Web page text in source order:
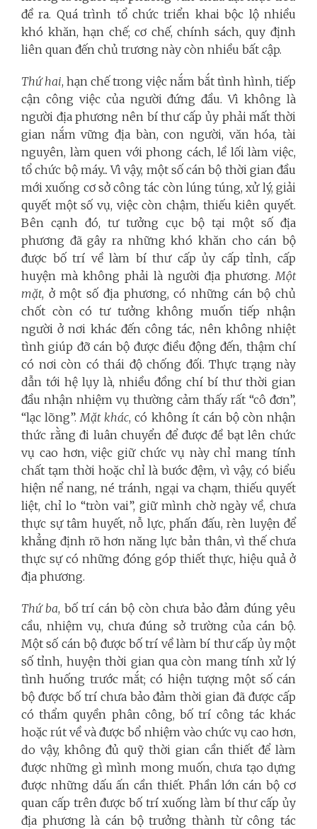
đề ra. Quá trình tổ chức triển khai bộc lộ nhiều
khó khăn, hạn chế; cơ chế, chính sách, quy định
liên quan đến chủ trương này còn nhiều bất cập.
Thứ hai, hạn chế trong việc nắm bắt tình hình, tiếp
cận công việc của người đứng đầu. Vì không là
người địa phương nên bí thư cấp ủy phải mất thời
gian nắm vững địa bàn, con người, văn hóa, tài
nguyên, làm quen với phong cách, lề lối làm việc,
tổ chức bộ máy... Vì vậy, một số cán bộ thời gian đầu
mới xuống cơ sở công tác còn lúng túng, xử lý, giải
quyết một số vụ, việc còn chậm, thiếu kiên quyết.
Bên cạnh đó, tư tưởng cục bộ tại một số địa
phương đã gây ra những khó khăn cho cán bộ
được bố trí về làm bí thư cấp ủy cấp tỉnh, cấp
huyện mà không phải là người địa phương.Một
mặt, ở một số địa phương, có những cán bộ chủ
chốt còn có tư tưởng không muốn tiếp nhận
người ở nơi khác đến công tác, nên không nhiệt
tình giúp đỡ cán bộ được điều động đến, thậm chí
có nơi còn có thái độ chống đối. Thực trạng này
dẫn tới hệ lụy là, nhiều đồng chí bí thư thời gian
đầu nhận nhiệm vụ thường cảm thấy rất “cô đơn”,
“lạc lõng”.Mặt khác, có không ít cán bộ còn nhận
thức rằng đi luân chuyển để được đề bạt lên chức
vụ cao hơn, việc giữ chức vụ này chỉ mang tính
chất tạm thời hoặc chỉ là bước đệm, vì vậy, có biểu
hiện nể nang, né tránh, ngại va chạm, thiếu quyết
liệt, chỉ lo “tròn vai”, giữ mình chờ ngày về, chưa
thực sự tâm huyết, nỗ lực, phấn đấu, rèn luyện để
khẳng định rõ hơn năng lực bản thân, vì thế chưa
thực sự có những đóng góp thiết thực, hiệu quả ở
địa phương.
Thứ ba, bố trí cán bộ còn chưa bảo đảm đúng yêu
cầu, nhiệm vụ, chưa đúng sở trường của cán bộ.
Một số cán bộ được bố trí về làm bí thư cấp ủy một
số tỉnh, huyện thời gian qua còn mang tính xử lý
tình huống trước mắt; có hiện tượng một số cán
bộ được bố trí chưa bảo đảm thời gian đã được cấp
có thẩm quyền phân công, bố trí công tác khác
hoặc rút về và được bổ nhiệm vào chức vụ cao hơn,
do vậy, không đủ quỹ thời gian cần thiết để làm
được những gì mình mong muốn, chưa tạo dựng
được những dấu ấn cần thiết. Phần lớn cán bộ cơ
quan cấp trên được bố trí xuống làm bí thư cấp ủy
địa phương là cán bộ trưởng thành từ công tác